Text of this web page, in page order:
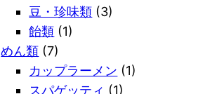
豆・珍味類 (3)
飴類 (1)
めん類 (7)
カップラーメン (1)
スパゲッティ (1)